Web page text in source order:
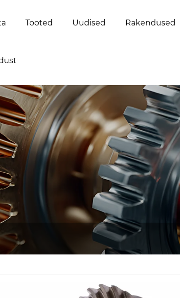
Tooted Uudised Rakendused